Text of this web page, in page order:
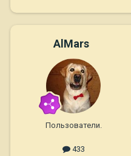
AlMars
Пользователи.
433